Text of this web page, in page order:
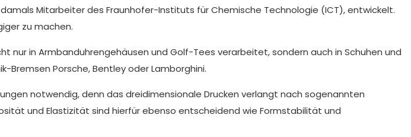
Mitarbeiter des Fraunhofer-Instituts für Chemische Technologie (ICT), entwickelt.
zu machen.
in Armbanduhrengehäusen und Golf-Tees verarbeitet, sondern auch in Schuhen und
Bremsen Porsche, Bentley oder Lamborghini.
notwendig, denn das dreidimensionale Drucken verlangt nach sogenannten
und Elastizität sind hierfür ebenso entscheidend wie Formstabilität und